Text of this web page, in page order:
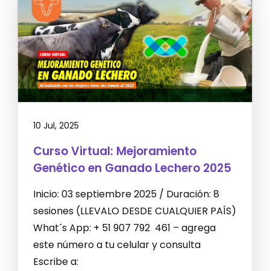
10 Jul, 2025
Curso Virtual: Mejoramiento
Genético en Ganado Lechero 2025
Inicio: 03 septiembre 2025 / Duración: 8
sesiones (LLEVALO DESDE CUALQUIER PAÍS)
What´s App: + 51 907 792 461 – agrega
este número a tu celular y consulta
Escribe a: